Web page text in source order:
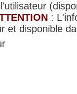
:
et disponible